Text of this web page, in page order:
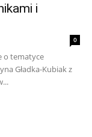
i
0
o tematyce
Gładka-Kubiak z